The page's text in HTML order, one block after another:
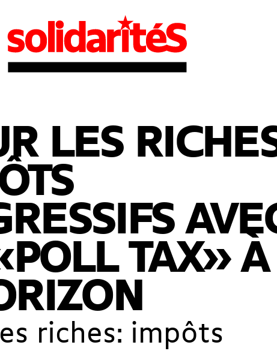
LES
TAX» À
riches: impôts